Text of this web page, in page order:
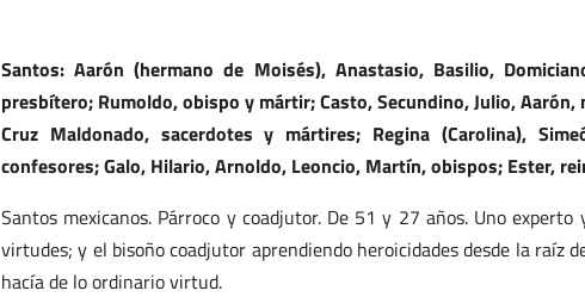
Santos: Aarón (hermano de Moisés), Anastasio, Basilio,
presbítero; Rumoldo, obispo y mártir; Casto, Secundino, Julio,
Cruz Maldonado, sacerdotes y mártires; Regina (Carolina),
confesores; Galo, Hilario, Arnoldo, Leoncio, Martín, obispos; Ester,
Santos mexicanos. Párroco y coadjutor. De 51 y 27 años. Uno
virtudes; y el bisoño coadjutor aprendiendo heroicidades desde la raíz
hacía de lo ordinario virtud.